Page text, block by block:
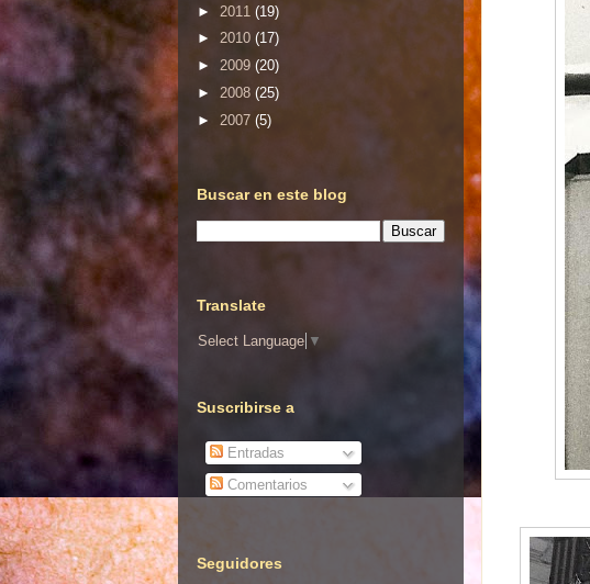
► 2011 (19)
► 2010 (17)
► 2009 (20)
► 2008 (25)
► 2007 (5)
Buscar en este blog
Translate
Select Language ▼
Suscribirse a
Entradas
Comentarios
Seguidores